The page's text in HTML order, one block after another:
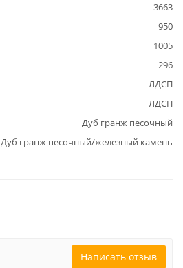
3663
950
1005
296
ЛДСП
ЛДСП
Дуб гранж песочный
Дуб гранж песочный/железный камень
Написать отзыв